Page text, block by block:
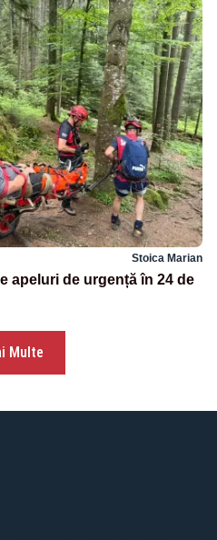
Stoica Marian
apeluri de urgență în 24 de
Multe